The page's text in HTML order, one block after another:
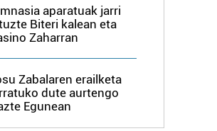
propioak eta hirugarrenen cookie-
hau onartuz gero, teknologia hori
esplizitua ematen diguzu.
aparatuak jarri
Biteri kalean eta
Zaharran
Zabalaren erailketa
dute aurtengo
Egunean